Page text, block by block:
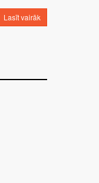
Lasīt vairāk